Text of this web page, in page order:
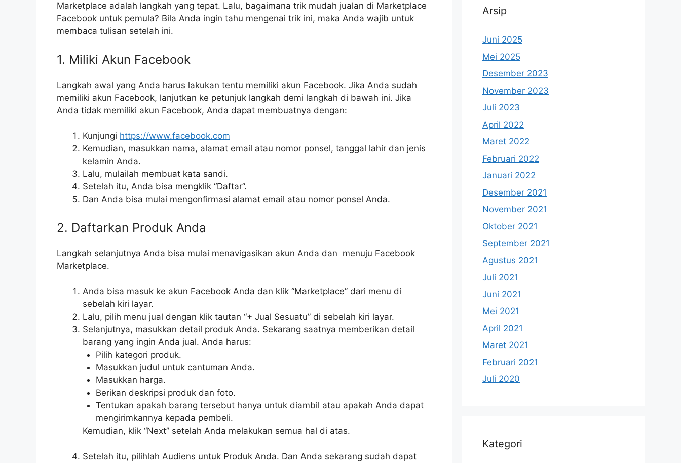
Marketplace adalah langkah yang tepat. Lalu, bagaimana trik mudah jualan di Marketplace
Facebook untuk pemula? Bila Anda ingin tahu mengenai trik ini, maka Anda wajib untuk
membaca tulisan setelah ini.
1. Miliki Akun Facebook
Langkah awal yang Anda harus lakukan tentu memiliki akun Facebook. Jika Anda sudah
memiliki akun Facebook, lanjutkan ke petunjuk langkah demi langkah di bawah ini. Jika
Anda tidak memiliki akun Facebook, Anda dapat membuatnya dengan:
Kunjungi https://www.facebook.com
Kemudian, masukkan nama, alamat email atau nomor ponsel, tanggal lahir dan jenis
kelamin Anda.
Lalu, mulailah membuat kata sandi.
Setelah itu, Anda bisa mengklik “Daftar”.
Dan Anda bisa mulai mengonfirmasi alamat email atau nomor ponsel Anda.
2. Daftarkan Produk Anda
Langkah selanjutnya Anda bisa mulai menavigasikan akun Anda dan menuju Facebook
Marketplace.
Anda bisa masuk ke akun Facebook Anda dan klik “Marketplace” dari menu di
sebelah kiri layar.
Lalu, pilih menu jual dengan klik tautan “+ Jual Sesuatu” di sebelah kiri layar.
Selanjutnya, masukkan detail produk Anda. Sekarang saatnya memberikan detail
barang yang ingin Anda jual. Anda harus:
Pilih kategori produk.
Masukkan judul untuk cantuman Anda.
Masukkan harga.
Berikan deskripsi produk dan foto.
Tentukan apakah barang tersebut hanya untuk diambil atau apakah Anda dapat
mengirimkannya kepada pembeli.
Kemudian, klik “Next” setelah Anda melakukan semua hal di atas.
Setelah itu, pilihlah Audiens untuk Produk Anda. Dan Anda sekarang sudah dapat
Arsip
Juni 2025
Mei 2025
Desember 2023
November 2023
Juli 2023
April 2022
Maret 2022
Februari 2022
Januari 2022
Desember 2021
November 2021
Oktober 2021
September 2021
Agustus 2021
Juli 2021
Juni 2021
Mei 2021
April 2021
Maret 2021
Februari 2021
Juli 2020
Kategori